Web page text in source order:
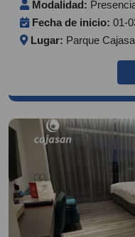
Modalidad:
Fecha de inicio: 01-
Lugar: Parque